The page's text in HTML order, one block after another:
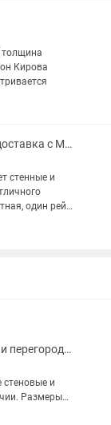
толщина
пескоблок стенный доставка с Манипулятором
стенные и
4000 до
Газоблоки стеновые и перегородочные
стеновые и